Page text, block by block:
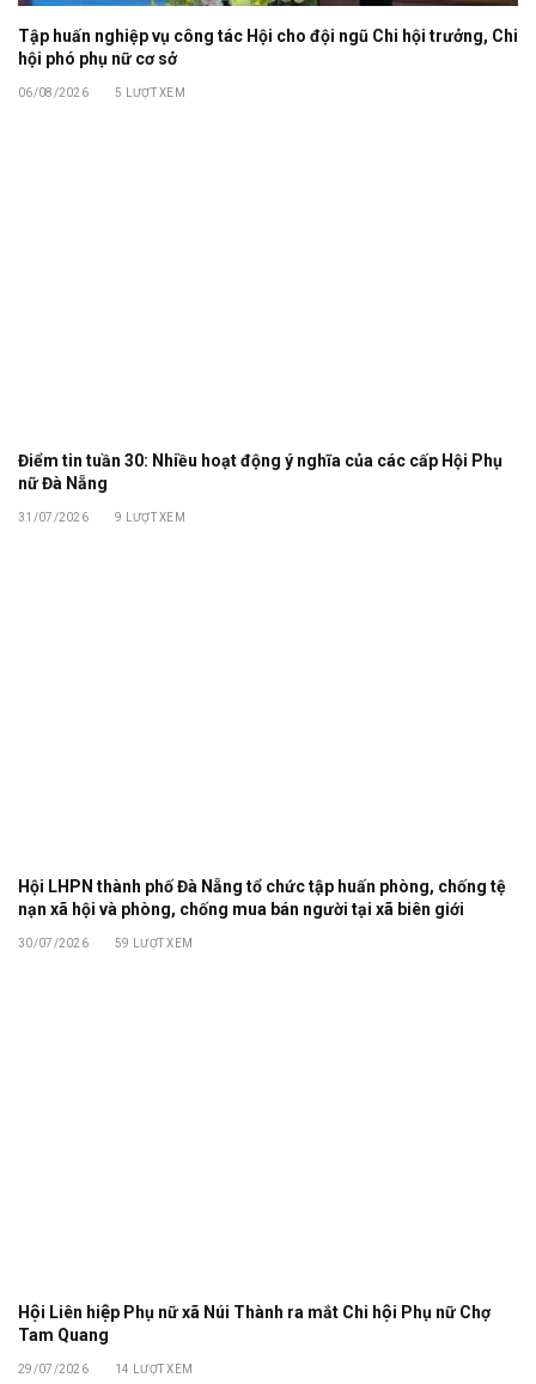
Tập huấn nghiệp vụ công tác Hội cho đội ngũ Chi hội trưởng, Chi
hội phó phụ nữ cơ sở
06/08/2026 5 LƯỢT XEM
Điểm tin tuần 30: Nhiều hoạt động ý nghĩa của các cấp Hội Phụ
nữ Đà Nẵng
31/07/2026 9 LƯỢT XEM
Hội LHPN thành phố Đà Nẵng tổ chức tập huấn phòng, chống tệ
nạn xã hội và phòng, chống mua bán người tại xã biên giới
30/07/2026 59 LƯỢT XEM
Hội Liên hiệp Phụ nữ xã Núi Thành ra mắt Chi hội Phụ nữ Chợ
Tam Quang
29/07/2026 14 LƯỢT XEM